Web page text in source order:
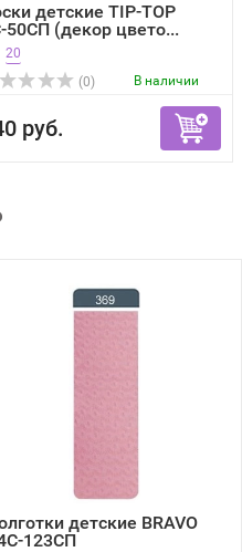
детские TIP-TOP
50СП (декор цвето...
20
(0)
В наличии
руб.
детские BRAVO
123СП